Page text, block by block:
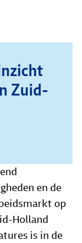
Zuid-
en de
op
Holland
is in de